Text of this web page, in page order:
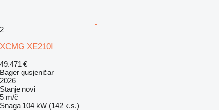
2
XCMG XE210I
49.471 €
Bager gusjeničar
2026
Stanje novi
5 m/č
Snaga 104 kW (142 k.s.)